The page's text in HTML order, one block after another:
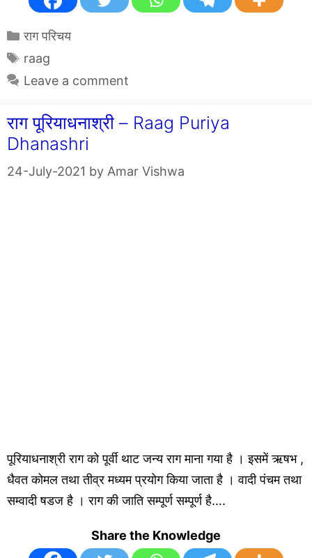
Categories
राग परिचय
Tags
raag
Leave a comment
राग पूरियाधनाश्री – Raag Puriya
Dhanashri
24-July-2021 by Amar Vishwa
पूरियाधनाश्री राग को पूर्वी थाट जन्य राग माना गया है । इसमें ऋषभ ,
धैवत कोमल तथा तीव्र मध्यम प्रयोग किया जाता है । वादी पंचम तथा
सम्वादी षडज है । राग की जाति सम्पूर्ण सम्पूर्ण है….
Share the Knowledge